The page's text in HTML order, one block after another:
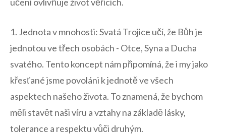
1. Jednota⁣ v⁣ mnohosti: Svatá‌ Trojice‌ učí, že Bůh⁢ je
jednotou ⁤ve⁤ třech osobách ‌- Otce, Syna a Ducha
svatého. Tento koncept ‌nám připomíná, že i ⁣my jako
křesťané jsme povoláni ⁤k jednotě ve​ všech
aspektech​ našeho života. To ‍znamená, že bychom
měli stavět naši víru ​a ‌vztahy na základě lásky,
tolerance‌ a respektu vůči druhým.